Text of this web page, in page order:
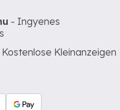
- Ingyenes
Kleinanzeigen